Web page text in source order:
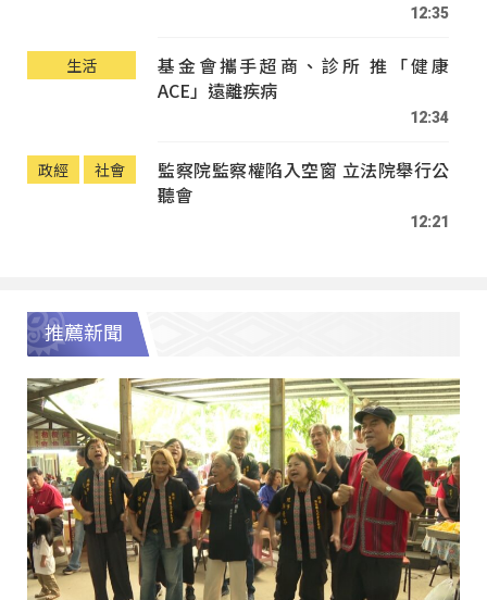
12:35
生活
基金會攜手超商、診所 推「健康
ACE」遠離疾病
12:34
政經 社會
監察院監察權陷入空窗 立法院舉行公
聽會
12:21
推薦新聞